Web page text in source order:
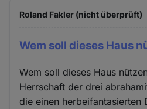
Roland Fakler (nicht überprüft)
Wem soll dieses Haus
Wem soll dieses Haus
Herrschaft der drei
die einen herbeifantasierten